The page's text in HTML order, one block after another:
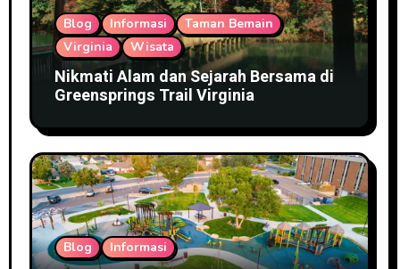
Blog Informasi
Taman Bemain
Virginia
Wisata
Nikmati Alam dan Sejarah Bersama di
Greensprings Trail Virginia
Blog Informasi